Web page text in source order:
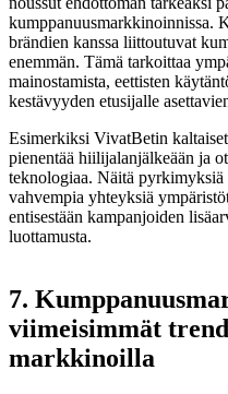
kumppanuusmarkkinoinnissa.
brändien kanssa liittoutuvat
enemmän. Tämä tarkoittaa
mainostamista, eettisten
kestävyyden etusijalle
Esimerkiksi VivatBetin
pienentää hiilijalanjälkeään ja
teknologiaa. Näitä
vahvempia yhteyksiä
entisestään kampanjoiden
luottamusta.
7.
viimeisimmät
markkinoilla